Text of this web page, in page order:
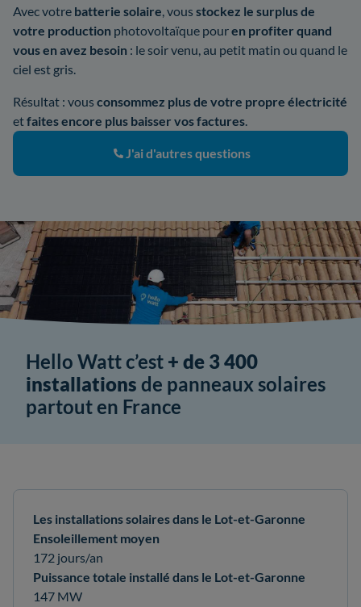
Avec votre batterie solaire, vous stockez le surplus de
votre production photovoltaïque pouren profiter quand
vous en avez besoin : le soir venu, au petit matin ou quand le
ciel est gris.
Résultat : vous consommez plus de votre propre électricité
etfaites encore plus baisser vos factures.
J'ai d'autres questions
Hello Watt c’est + de 3 400
installations de panneaux solaires
partout en France
Les installations solaires dans le Lot-et-Garonne
Ensoleillement moyen
172 jours/an
Puissance totale installé dans le Lot-et-Garonne
147 MW